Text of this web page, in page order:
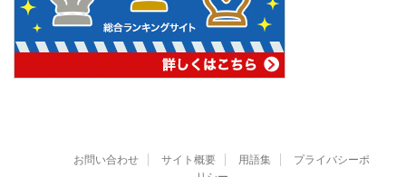
お問い合わせ サイト概要 用語集
プライバシーポ